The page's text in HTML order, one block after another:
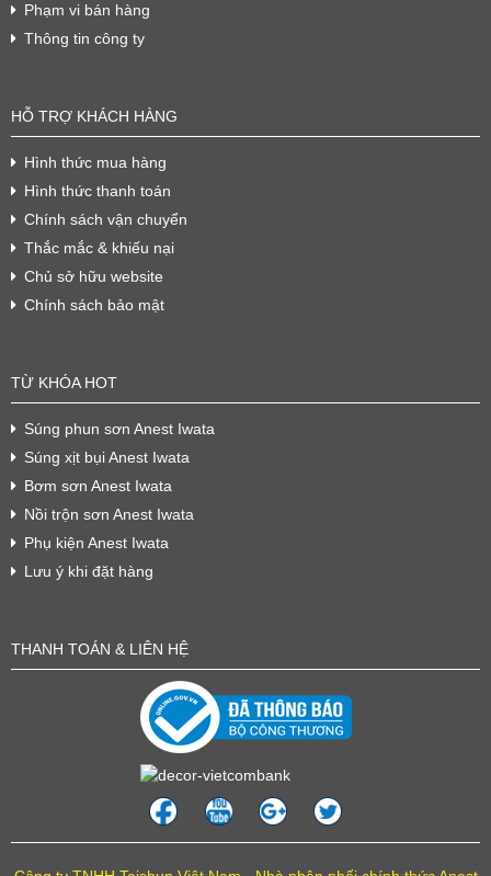
Phạm vi bán hàng
Thông tin công ty
HỖ TRỢ KHÁCH HÀNG
Hình thức mua hàng
Hình thức thanh toán
Chính sách vận chuyển
Thắc mắc & khiếu nại
Chủ sở hữu website
Chính sách bảo mật
TỪ KHÓA HOT
Súng phun sơn Anest Iwata
Súng xịt bụi Anest Iwata
Bơm sơn Anest Iwata
Nồi trộn sơn Anest Iwata
Phụ kiện Anest Iwata
Lưu ý khi đặt hàng
THANH TOÁN & LIÊN HỆ